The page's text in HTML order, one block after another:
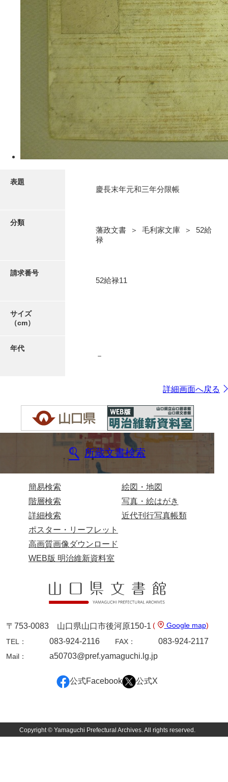
5ページ
表題
慶長末年元和三年分限帳
分類
藩政文書 ＞ 毛利家文庫 ＞ 52給
禄
請求番号
52給禄11
サイズ
（cm）
年代
－
詳細画面へ戻る
所蔵文書検索
簡易検索
階層検索
詳細検索
絵図・地図
写真・絵はがき
近代刊行写真帳類
ポスター・リーフレット
高画質画像ダウンロード
WEB版 明治維新資料室
〒753-0083 山口県山口市後河原150-1 ( Google map)
TEL：
083-924-2116 FAX： 083-924-2117
Mail： a50703@pref.yamaguchi.lg.jp
公式Facebook 公式X
Copyright © Yamaguchi Prefectural Archives. All rights reserved.